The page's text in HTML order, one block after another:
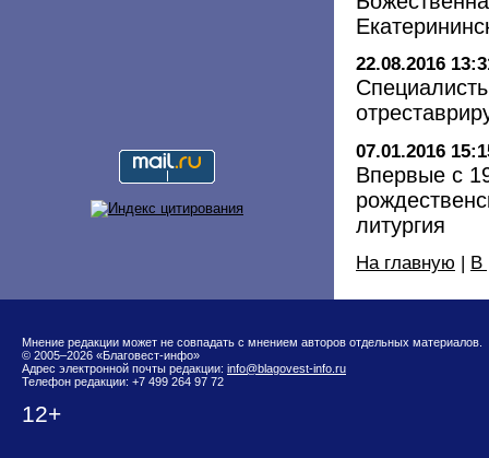
22.08.2016
07.01.2016
Впервые с
литургия
На главную | В
Мнение редакции может не совпадать с мнением авторов отдельных материалов.
© 2005–2026 «Благовест-инфо»
Адрес электронной почты редакции: info@blagovest-info.ru
Телефон редакции: +7 499 264 97 72
12+